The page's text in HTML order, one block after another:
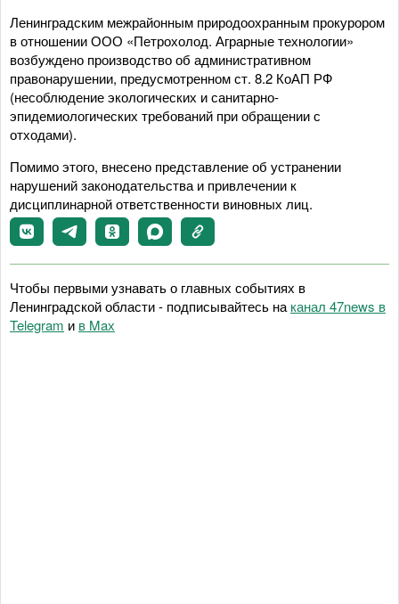
Ленинградским межрайонным природоохранным прокурором
в отношении ООО «Петрохолод. Аграрные технологии»
возбуждено производство об административном
правонарушении, предусмотренном ст. 8.2 КоАП РФ
(несоблюдение экологических и санитарно-
эпидемиологических требований при обращении с
отходами).
Помимо этого, внесено представление об устранении
нарушений законодательства и привлечении к
дисциплинарной ответственности виновных лиц.
Чтобы первыми узнавать о главных событиях в
Ленинградской области - подписывайтесь на канал 47news в
Telegram и в Maх